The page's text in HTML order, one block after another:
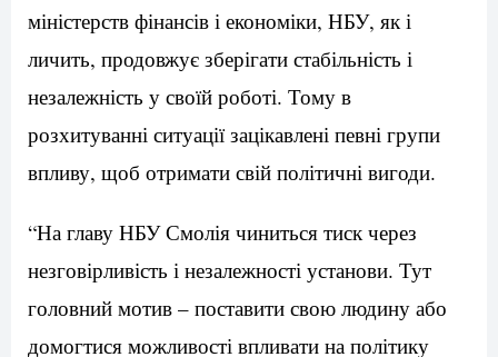
міністерств фінансів і економіки, НБУ, як і
личить, продовжує зберігати стабільність і
незалежність у своїй роботі. Тому в
розхитуванні ситуації зацікавлені певні групи
впливу, щоб отримати свій політичні вигоди.
“На главу НБУ Смолія чиниться тиск через
незговірливість і незалежності установи. Тут
головний мотив – поставити свою людину або
домогтися можливості впливати на політику